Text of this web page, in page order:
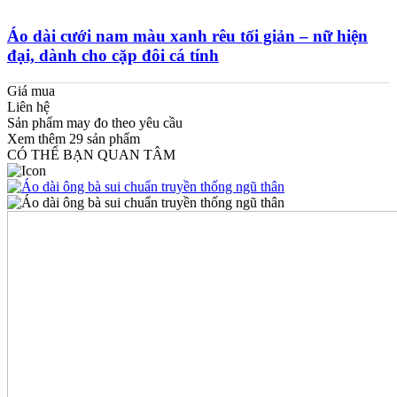
Áo dài cưới nam màu xanh rêu tối giản – nữ hiện
đại, dành cho cặp đôi cá tính
Giá mua
Liên hệ
Sản phẩm may đo theo yêu cầu
Xem thêm 29 sản phẩm
CÓ THỂ BẠN QUAN TÂM